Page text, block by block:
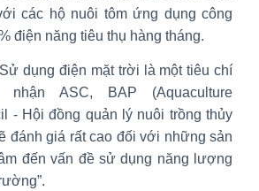
các hộ nuôi tôm ứng dụng công
điện năng tiêu thụ hàng tháng.
dụng điện mặt trời là một tiêu chí
ASC, BAP (Aquaculture
- Hội đồng quản lý nuôi trồng thủy
đánh giá rất cao đối với những sản
đến vấn đề sử dụng năng lượng